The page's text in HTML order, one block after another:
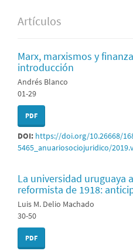
Artículos
Marx, marxismos y
introducción
Andrés Blanco
01-29
PDF
DOI: https://doi.org/10.26668/
5465_anuariosociojuridico/
La universidad uruguaya
reformista de 1918:
Luis M. Delio Machado
30-50
PDF